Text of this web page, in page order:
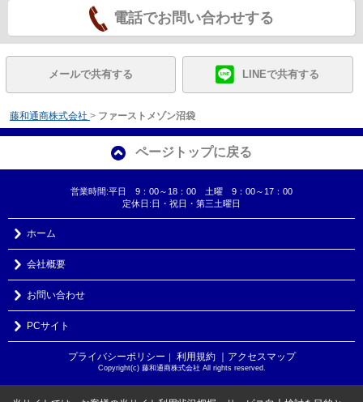
電話でお問い合わせする
メールで共有する LINEで共有する
藤和通商株式会社 > ファーストメゾン沼袋
ページトップに戻る
営業時間:平日 9：00～18：00 土曜 9：00～17：00
定休日:日・祝日・第三土曜日
ホーム
会社概要
お問い合わせ
PCサイト
プライバシーポリシー ｜ 利用規約 ｜アクセスマップ
Copyright(c) 藤和通商株式会社 All rights reserved.